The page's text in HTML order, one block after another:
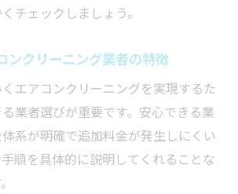
チェックしましょう。
ンクリーニング業者の特徴
エアコンクリーニングを実現するた
業者選びが重要です。安心できる業
系が明確で追加料金が発生しにくい
順を具体的に説明してくれることな